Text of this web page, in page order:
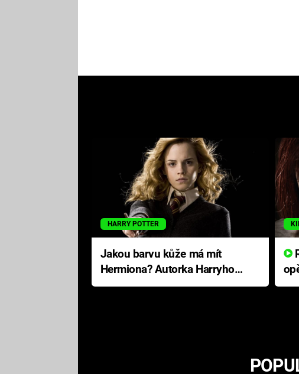
HARRY POTTER
Jakou barvu kůže má mít
Hermiona? Autorka Harryho
Pottera přišla s ráznou
RECENZE: Smrtelné zlo se